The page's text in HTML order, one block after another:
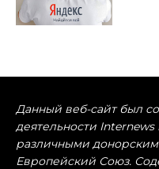
Данный веб-сайт был
деятельности
различными
Европейский Союз.